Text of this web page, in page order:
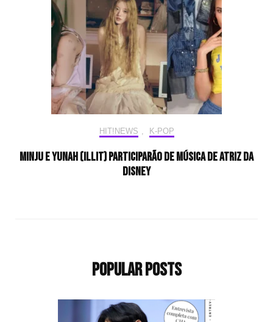
HIT!NEWS , K-POP
Minju e Yunah (ILLIT) participarão de música de atriz da
Disney
Popular Posts